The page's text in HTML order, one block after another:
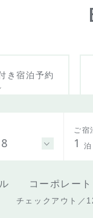
き宿泊予約
ご宿
1 泊
コーポレー
チェックアウト／